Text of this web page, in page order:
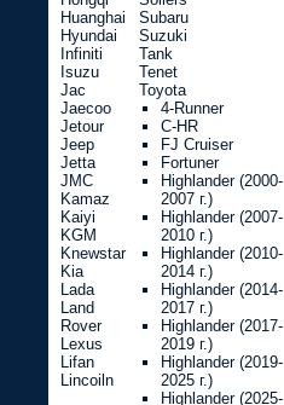
Huanghai
Hyundai
Infiniti
Isuzu
Jac
Jaecoo
Jetour
Jeep
Jetta
JMC
Kamaz
Kaiyi
KGM
Knewstar
Kia
Lada
Land
Rover
Lexus
Lifan
Lincoiln
Subaru
Suzuki
Tank
Tenet
Toyota
4-Runner
C-HR
FJ Cruiser
Fortuner
Highlander (2000-
2007 г.)
Highlander (2007-
2010 г.)
Highlander (2010-
2014 г.)
Highlander (2014-
2017 г.)
Highlander (2017-
2019 г.)
Highlander (2019-
2025 г.)
Highlander (2025-